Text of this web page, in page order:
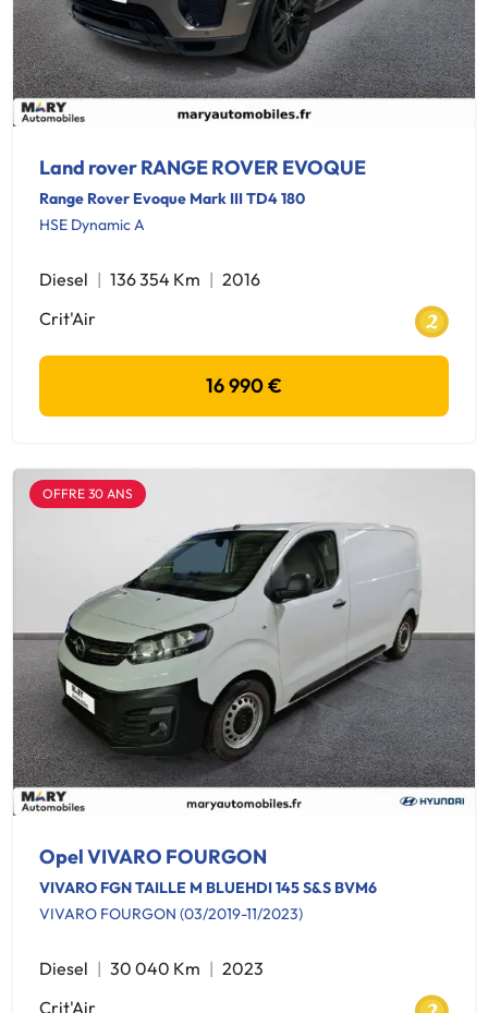
Land rover RANGE ROVER EVOQUE
Range Rover Evoque Mark III TD4 180
HSE Dynamic A
Diesel 136 354 Km
2016
Crit'Air
16 990 €
OFFRE 30 ANS
Opel VIVARO FOURGON
VIVARO FGN TAILLE M BLUEHDI 145 S&S BVM6
VIVARO FOURGON (03/2019-11/2023)
Diesel 30 040 Km
2023
Crit'Air